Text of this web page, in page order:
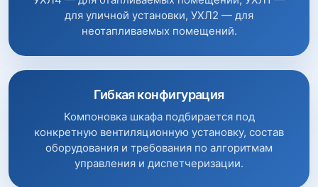
для уличной установки, УХЛ2 — для
неотапливаемых помещений.
Гибкая конфигурация
Компоновка шкафа подбирается под
конкретную вентиляционную установку, состав
оборудования и требования по алгоритмам
управления и диспетчеризации.